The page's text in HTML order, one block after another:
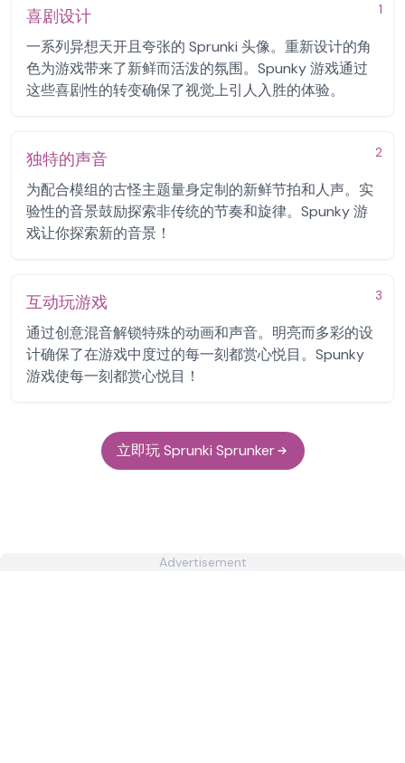
1
喜剧设计
一系列异想天开且夸张的 Sprunki 头像。重新设计的角
色为游戏带来了新鲜而活泼的氛围。Spunky 游戏通过
这些喜剧性的转变确保了视觉上引人入胜的体验。
2
独特的声音
为配合模组的古怪主题量身定制的新鲜节拍和人声。实
验性的音景鼓励探索非传统的节奏和旋律。Spunky 游
戏让你探索新的音景！
3
互动玩游戏
通过创意混音解锁特殊的动画和声音。明亮而多彩的设
计确保了在游戏中度过的每一刻都赏心悦目。Spunky
游戏使每一刻都赏心悦目！
立即玩 Sprunki Sprunker
Advertisement